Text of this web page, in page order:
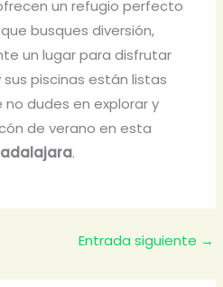
un refugio perfecto
busques diversión,
un lugar para disfrutar
sus piscinas están listas
dudes en explorar y
de verano en esta
.
Entrada siguiente →